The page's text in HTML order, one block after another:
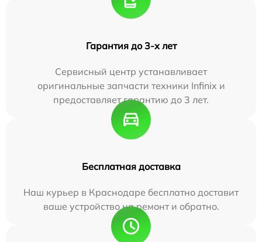
Гарантия до 3-х лет
Сервисный центр устанавливает
оригинальные запчасти техники Infinix и
предоставляет гарантию до 3 лет.
Бесплатная доставка
Наш курьер в Краснодаре бесплатно доставит
ваше устройство на ремонт и обратно.